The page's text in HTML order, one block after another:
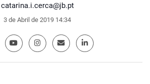
catarina.i.cerca@jb.pt
3 de Abril de 2019 14:34